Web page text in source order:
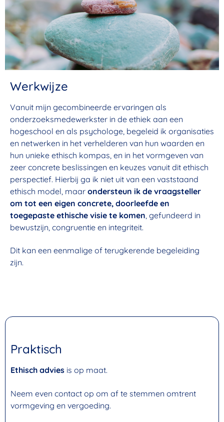
Werkwijze
Vanuit mijn gecombineerde ervaringen als
onderzoeksmedewerkster in de ethiek aan een
hogeschool en als psychologe, begeleid ik organisaties
en netwerken in het verhelderen van hun waarden en
hun unieke ethisch kompas, en in het vormgeven van
zeer concrete beslissingen en keuzes vanuit dit ethisch
perspectief. Hierbij ga ik niet uit van een vaststaand
ethisch model, maar ondersteun ik de vraagsteller
om tot een eigen concrete, doorleefde en
toegepaste ethische visie te komen , gefundeerd in
bewustzijn, congruentie en integriteit.
Dit kan een eenmalige of terugkerende begeleiding
zijn.
Praktisch
Ethisch advies is op maat.
Neem even contact op om af te stemmen omtrent
vormgeving en vergoeding.